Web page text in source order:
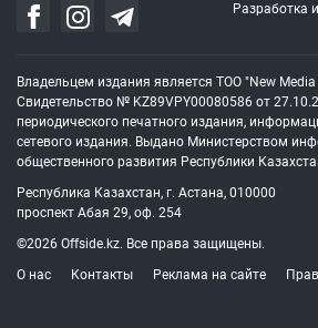
Разработка
Владельцем издания является ТОО "New Media
Свидетельство № KZ89VPY00080586 от
периодического печатного издания,
сетевого издания. Выдано Министерством
общественного развития Республики
Республика Казахстан, г. Астана, 010000
проспект Абая 29, оф. 254
©2026 Offside.kz. Все права защищены.
О нас
Контакты Реклама на сайте